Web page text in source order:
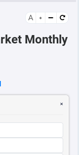
A
Monthly